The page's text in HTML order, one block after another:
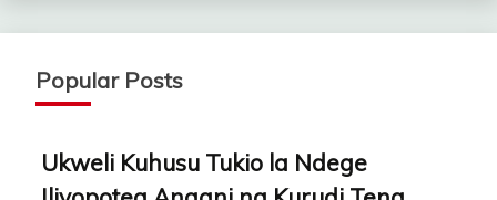
Popular Posts
Ukweli Kuhusu Tukio la Ndege